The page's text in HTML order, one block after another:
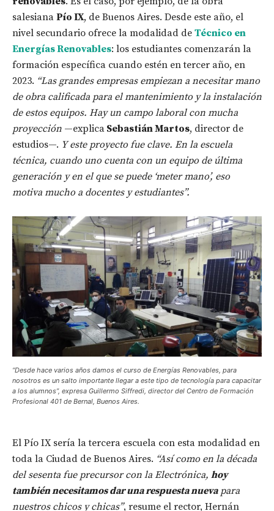
salesiana Pío IX, de Buenos Aires. Desde este año, el
nivel secundario ofrece la modalidad de Técnico en
Energías Renovables: los estudiantes comenzarán la
formación específica cuando estén en tercer año, en
2023. “Las grandes empresas empiezan a necesitar mano
de obra calificada para el mantenimiento y la instalación
de estos equipos. Hay un campo laboral con mucha
proyección —explica Sebastián Martos, director de
estudios—. Y este proyecto fue clave. En la escuela
técnica, cuando uno cuenta con un equipo de última
generación y en el que se puede ‘meter mano’, eso
motiva mucho a docentes y estudiantes”.
“Desde hace varios años damos el curso de Energías Renovables, para
nosotros es un salto importante llegar a este tipo de tecnología para capacitar
a los alumnos”, expresa Guillermo Siffredi, director del Centro de Formación
Profesional 401 de Bernal, Buenos Aires.
El Pío IX sería la tercera escuela con esta modalidad en
toda la Ciudad de Buenos Aires. “Así como en la década
del sesenta fue precursor con la Electrónica, hoy
también necesitamos dar una respuesta nuevapara
nuestros chicos y chicas”, resume el rector, Hernán